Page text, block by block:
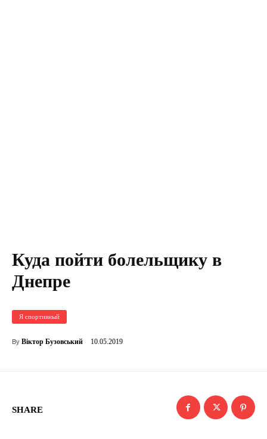
Куда пойти болельщику в
Днепре
Я спортивный
By Віктор Бузовський 10.05.2019
SHARE